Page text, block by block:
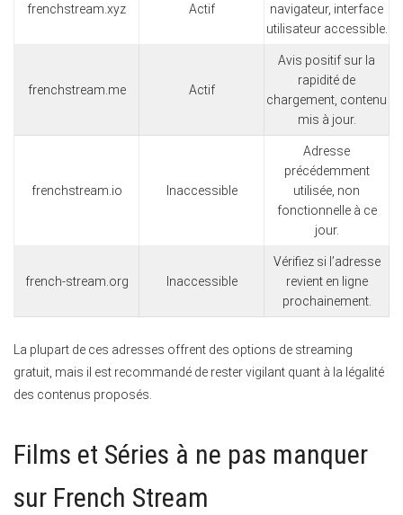
frenchstream.xyz Actif
navigateur, interface
utilisateur accessible.
frenchstream.me Actif
Avis positif sur la
rapidité de
chargement, contenu
mis à jour.
frenchstream.io Inaccessible
Adresse
précédemment
utilisée, non
fonctionnelle à ce
jour.
french-stream.org Inaccessible
Vérifiez si l’adresse
revient en ligne
prochainement.
La plupart de ces adresses offrent des options de streaming
gratuit, mais il est recommandé de rester vigilant quant à la légalité
des contenus proposés.
Films et Séries à ne pas manquer
sur French Stream